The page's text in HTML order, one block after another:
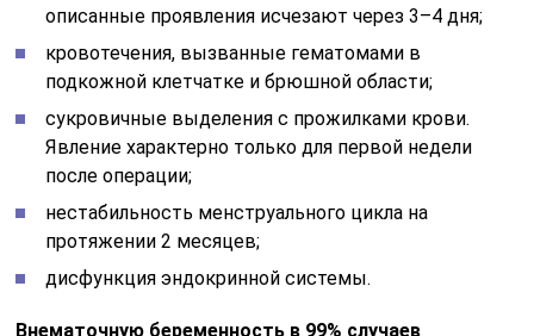
описанные проявления исчезают через 3–4 дня;
кровотечения, вызванные гематомами в
подкожной клетчатке и брюшной области;
сукровичные выделения с прожилками крови.
Явление характерно только для первой недели
после операции;
нестабильность менструального цикла на
протяжении 2 месяцев;
дисфункция эндокринной системы.
Внематочную беременность в 99% случаев